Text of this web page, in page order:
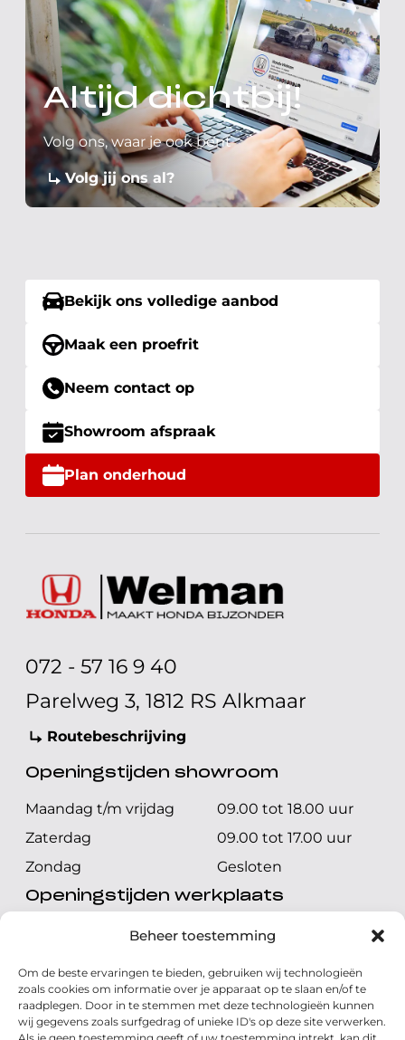
Beheer toestemming
Om de beste ervaringen te bieden, gebruiken wij technologieën
zoals cookies om informatie over je apparaat op te slaan en/of te
raadplegen. Door in te stemmen met deze technologieën kunnen
wij gegevens zoals surfgedrag of unieke ID's op deze site verwerken.
Altijd dichtbij!
Volg ons, waar je ook bent
Volg jij ons al?
Bekijk ons volledige aanbod
Maak een proefrit
Neem contact op
Showroom afspraak
Plan onderhoud
072 - 57 16 9 40
Parelweg 3, 1812 RS Alkmaar
Routebeschrijving
Openingstijden showroom
Maandag t/m vrijdag
09.00 tot 18.00 uur
Zaterdag
09.00 tot 17.00 uur
Zondag
Gesloten
Openingstijden werkplaats
Maandag t/m vrijdag
08.00 tot 17.00 uur
Zondag
Gesloten
Volg ons